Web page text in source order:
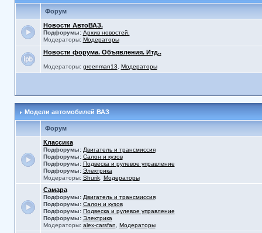
Форум
Новости АвтоВАЗ.
Подфорумы: Архив новостей.
Модераторы: Модераторы
Новости форума. Объявления. Итд..
Модераторы: greenman13 Модераторы
Модели автомобилей ВАЗ
Форум
Классика
Подфорумы: Двигатель и трансмиссия
Подфорумы: Салон и кузов
Подфорумы: Подвеска и рулевое управление
Подфорумы: Электрика
Модераторы: Shurik, Модераторы
Самара
Подфорумы: Двигатель и трансмиссия
Подфорумы: Салон и кузов
Подфорумы: Подвеска и рулевое управление
Подфорумы: Электрика
Модераторы: alex-carsfan Модераторы